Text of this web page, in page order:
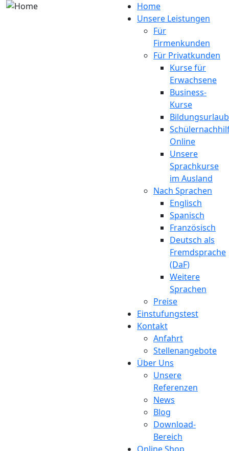
Direkt zum Inhalt
Home
Unsere Leistungen
Für
Firmenkunden
Für Privatkunden
Kurse für
Erwachsene
Business-
Kurse
Bildungsurlaub
Online
Unsere
Sprachkurse
im Ausland
Nach Sprachen
Englisch
Spanisch
Französisch
Deutsch als
Fremdsprache
(DaF)
Weitere
Sprachen
Preise
Einstufungstest
Kontakt
Anfahrt
Stellenangebote
Über Uns
Unsere
Referenzen
News
Blog
Download-
Bereich